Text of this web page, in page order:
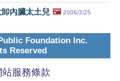
內臟太土兒 🖼️ 2006/3/25
Foundation Inc.
Reserved
站服務條款